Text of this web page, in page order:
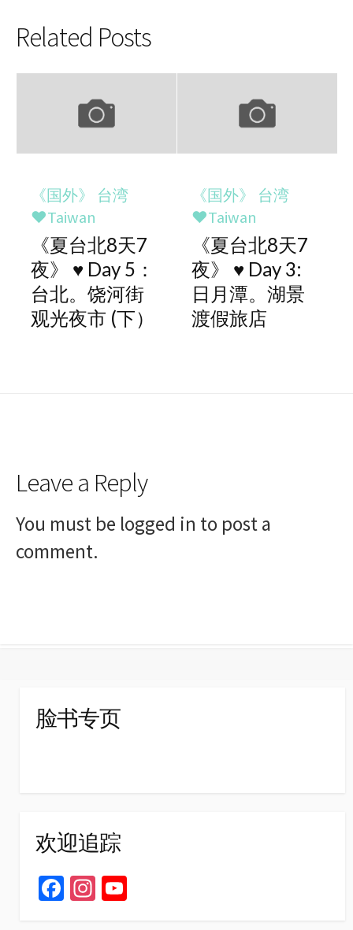
Related Posts
《国外》 台湾
♥Taiwan
《夏台北8天7
夜》 ♥ Day 5：
台北。饶河街
观光夜市 (下）
《国外》 台湾
♥Taiwan
《夏台北8天7
夜》 ♥ Day 3:
日月潭。湖景
渡假旅店
Leave a Reply
You must be logged in to post a
comment.
脸书专页
欢迎追踪
Fa In